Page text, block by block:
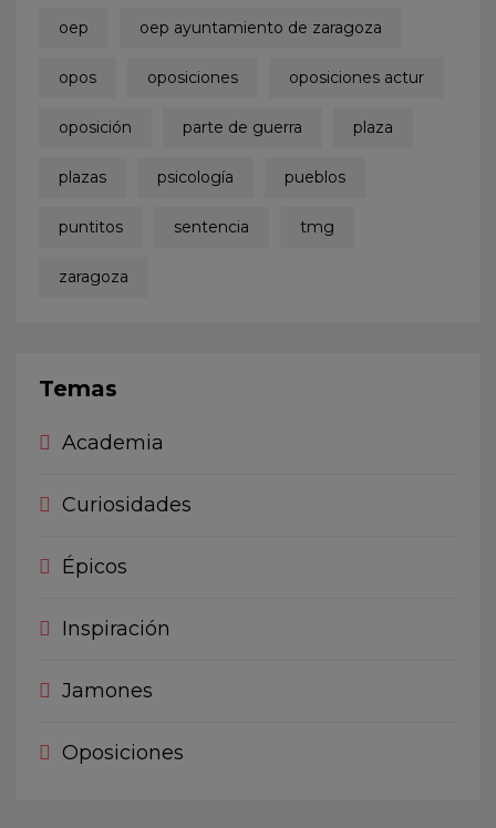
oep oep ayuntamiento de zaragoza
opos oposiciones oposiciones actur
oposición parte de guerra plaza
plazas psicología pueblos
puntitos sentencia tmg
zaragoza
Temas
Academia
Curiosidades
Épicos
Inspiración
Jamones
Oposiciones